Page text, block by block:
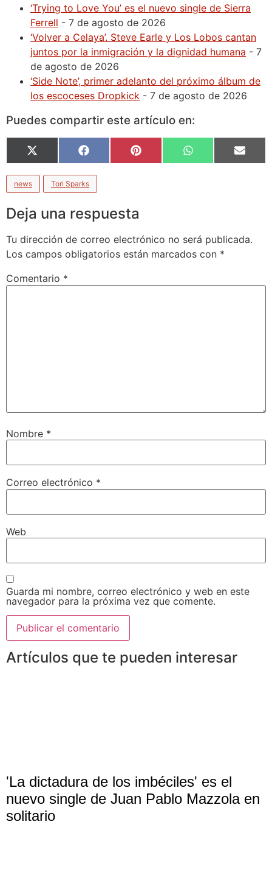
‘Trying to Love You’ es el nuevo single de Sierra
Ferrell - 7 de agosto de 2026
‘Volver a Celaya’. Steve Earle y Los Lobos cantan
juntos por la inmigración y la dignidad humana - 7
de agosto de 2026
‘Side Note’, primer adelanto del próximo álbum de
los escoceses Dropkick - 7 de agosto de 2026
Puedes compartir este artículo en:
X
(Twitter)
Facebook Pinterest WhatsApp Email
news Tori Sparks
Deja una respuesta
Tu dirección de correo electrónico no será publicada.
Los campos obligatorios están marcados con *
Comentario *
Nombre *
Correo electrónico *
Web
Guarda mi nombre, correo electrónico y web en este
navegador para la próxima vez que comente.
Artículos que te pueden interesar
'La dictadura de los imbéciles' es el
nuevo single de Juan Pablo Mazzola en
solitario